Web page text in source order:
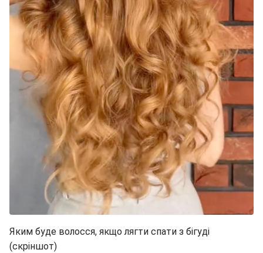
Яким буде волосся, якщо лягти спати з бігуді
(скріншот)